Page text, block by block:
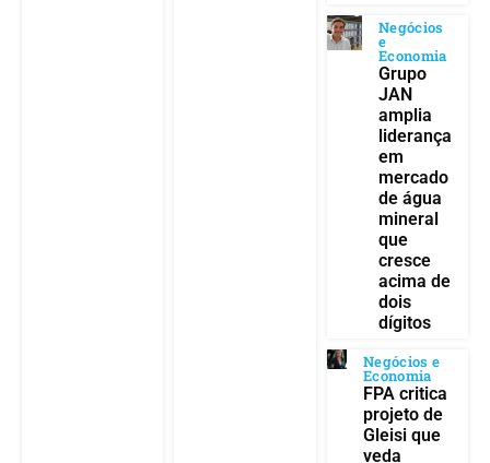
Negócios
e
Economia
Grupo
JAN
amplia
liderança
em
mercado
de água
mineral
que
cresce
acima de
dois
dígitos
Negócios e
Economia
FPA critica
projeto de
Gleisi que
veda